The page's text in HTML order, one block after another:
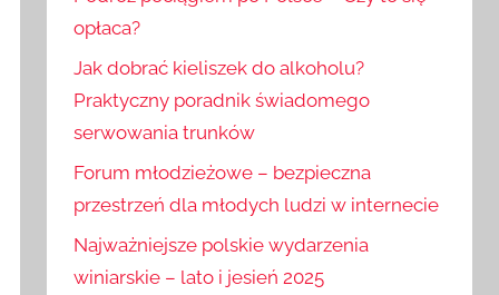
opłaca?
Jak dobrać kieliszek do alkoholu?
Praktyczny poradnik świadomego
serwowania trunków
Forum młodzieżowe – bezpieczna
przestrzeń dla młodych ludzi w internecie
Najważniejsze polskie wydarzenia
winiarskie – lato i jesień 2025